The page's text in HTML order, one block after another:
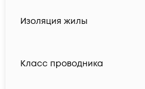
Изоляция жилы
Класс проводника